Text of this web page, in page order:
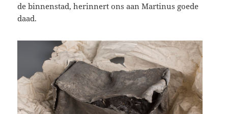
de binnenstad, herinnert ons aan Martinus goede
daad.